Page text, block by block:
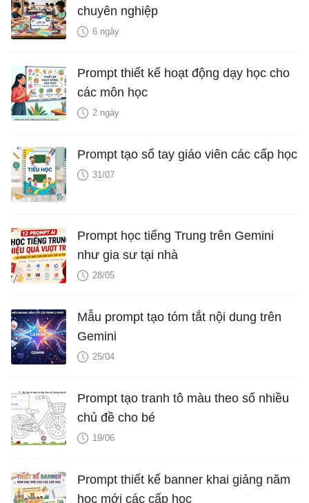
chuyên nghiệp
6 ngày
Prompt thiết kế hoạt động dạy học cho
các môn học
2 ngày
Prompt tạo sổ tay giáo viên các cấp học
31/07
Prompt học tiếng Trung trên Gemini
như gia sư tại nhà
28/05
Mẫu prompt tạo tóm tắt nội dung trên
Gemini
25/04
Prompt tạo tranh tô màu theo số nhiều
chủ đề cho bé
19/06
Prompt thiết kế banner khai giảng năm
học mới các cấp học